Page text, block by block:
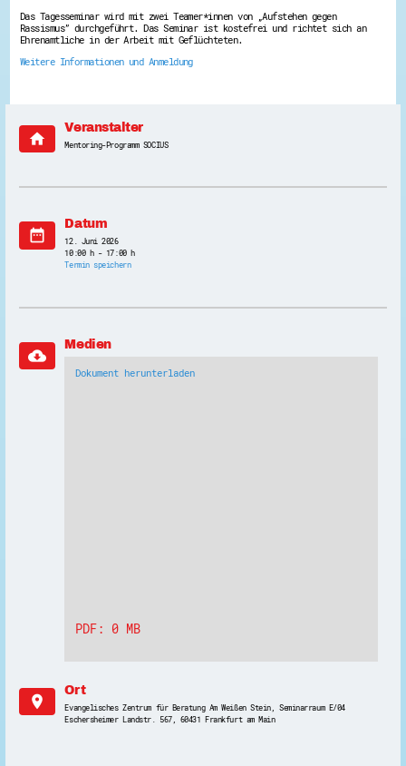
Patenschaftsprojekte
Qualifizierung & Fortbildung
Stiftungen
Versicherungsschutz
Suche
Das Tagesseminar wird mit zwei Teamer*innen von „Aufstehen gegen
Rassismus” durchgeführt. Das Seminar ist kostefrei und richtet sich an
Ehrenamtliche in der Arbeit mit Geflüchteten.
Weitere Informationen und Anmeldung
home
Veranstalter
Mentoring-Programm SOCIUS
date_range
Datum
12. Juni 2026
10:00 h - 17:00 h
Termin speichern
cloud_download
Medien
Dokument herunterladen
PDF: 0 MB
location_on
Ort
Evangelisches Zentrum für Beratung Am Weißen Stein, Seminarraum E/04
Eschersheimer Landstr. 567, 60431 Frankfurt am Main